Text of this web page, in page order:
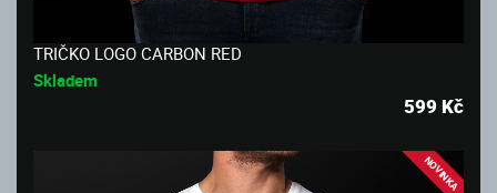
TRIČKO LOGO CARBON RED
Skladem
599 Kč
NOVINKA